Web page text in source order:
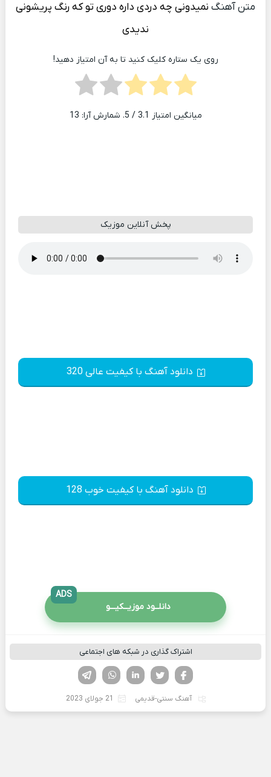
متن آهنگ نمیدونی چه دردی داره دوری تو که رنگ پریشونی
ندیدی
روی یک ستاره کلیک کنید تا به آن امتیاز دهید!
میانگین امتیاز 3.1 / 5. شمارش آرا: 13
پخش آنلاین موزیک
دانلود آهنگ با کیفیت عالی 320
دانلود آهنگ با کیفیت خوب 128
دانلــود موزیــکیـــو
ADS
اشتراک گذاری در شبکه های اجتماعی
لینکدین تویتر
فیسوک
آهنگ سنتی-قدیمی 21 جولای 2023